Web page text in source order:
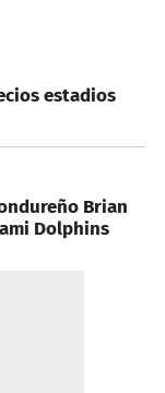
estadios
Brian
Dolphins